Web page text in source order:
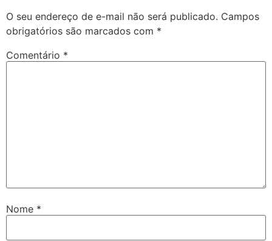
O seu endereço de e-mail não será publicado. Campos
obrigatórios são marcados com *
Comentário *
Nome *